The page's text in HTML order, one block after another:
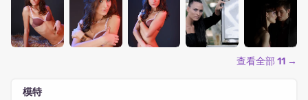
查看全部 11 →
模特